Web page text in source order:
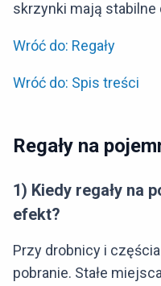
skrzynki mają stabilne
Wróć do: Regały
Wróć do: Spis treści
Regały na
1) Kiedy regały na
efekt?
Przy drobnicy i
pobranie. Stałe